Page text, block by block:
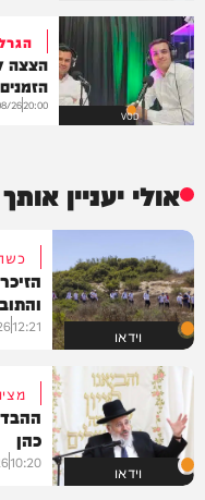
VOD
20:00
26
אולי יעניין
וידאו 12:21
וידאו
כהן
10:20